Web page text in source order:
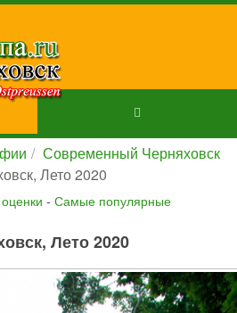
Современный Черняховск
Лето 2020
- Самые популярные
Лето 2020